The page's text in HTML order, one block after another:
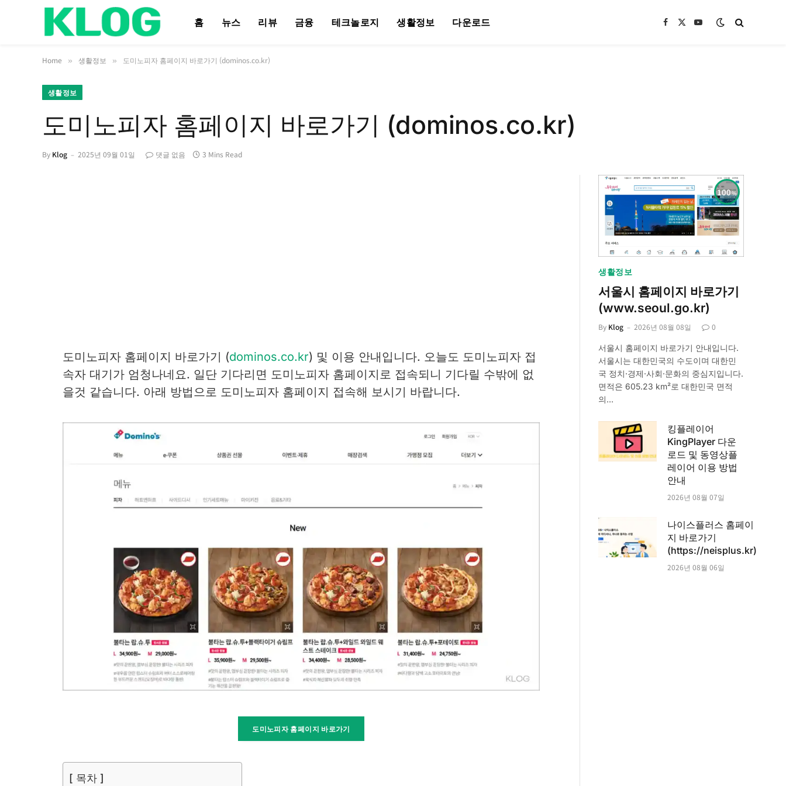
홈 뉴스 리뷰 금융 테크놀로지 생활정보 다운로드 Facebook
X
YouTube
Home » 생활정보 » 도미노피자 홈페이지 바로가기 (dominos.co.kr)
생활정보
도미노피자 홈페이지 바로가기 (dominos.co.kr)
By Klog 2025년 09월 01일 댓글 없음 3 Mins Read
도미노피자 홈페이지 바로가기 (dominos.co.kr) 및 이용 안내입니다. 오늘도 도미노피자 접
속자 대기가 엄청나네요. 일단 기다리면 도미노피자 홈페이지로 접속되니 기다릴 수밖에 없
을것 같습니다. 아래 방법으로 도미노피자 홈페이지 접속해 보시기 바랍니다.
도미노피자 홈페이지 바로가기
[ 목차 ]
100
생활정보
서울시 홈페이지 바로가기
(www.seoul.go.kr)
By Klog 2026년 08월 08일 0
서울시 홈페이지 바로가기 안내입니다.
서울시는 대한민국의 수도이며 대한민
국 정치·경제·사회·문화의 중심지입니다.
면적은 605.23 km²로 대한민국 면적
의…
킹플레이어
KingPlayer 다운
로드 및 동영상플
레이어 이용 방법
안내
2026년 08월 07일
나이스플러스 홈페이
지 바로가기
(https://neisplus.kr)
2026년 08월 06일